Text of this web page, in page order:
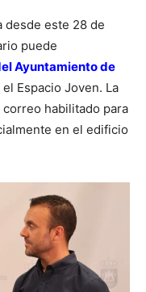
desde este 28 de
puede
Ayuntamiento de
Espacio Joven. La
habilitado para
en el edificio